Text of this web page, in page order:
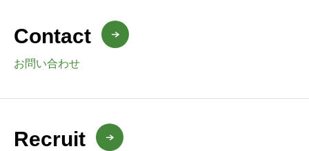
Contact
お問い合わせ
Recruit